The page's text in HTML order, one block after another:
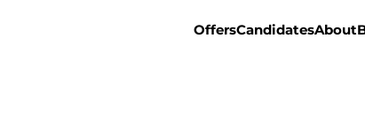
OffersCandidatesAbout